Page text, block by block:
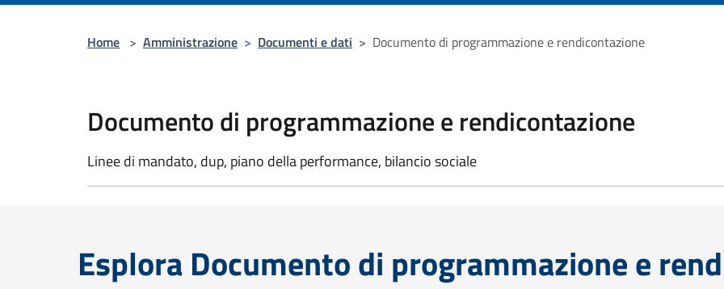
Home > Amministrazione > Documenti e dati > Documento di programmazione e rendicontazione
Documento di programmazione e rendicontazione
Linee di mandato, dup, piano della performance, bilancio sociale
Esplora Documento di programmazione e